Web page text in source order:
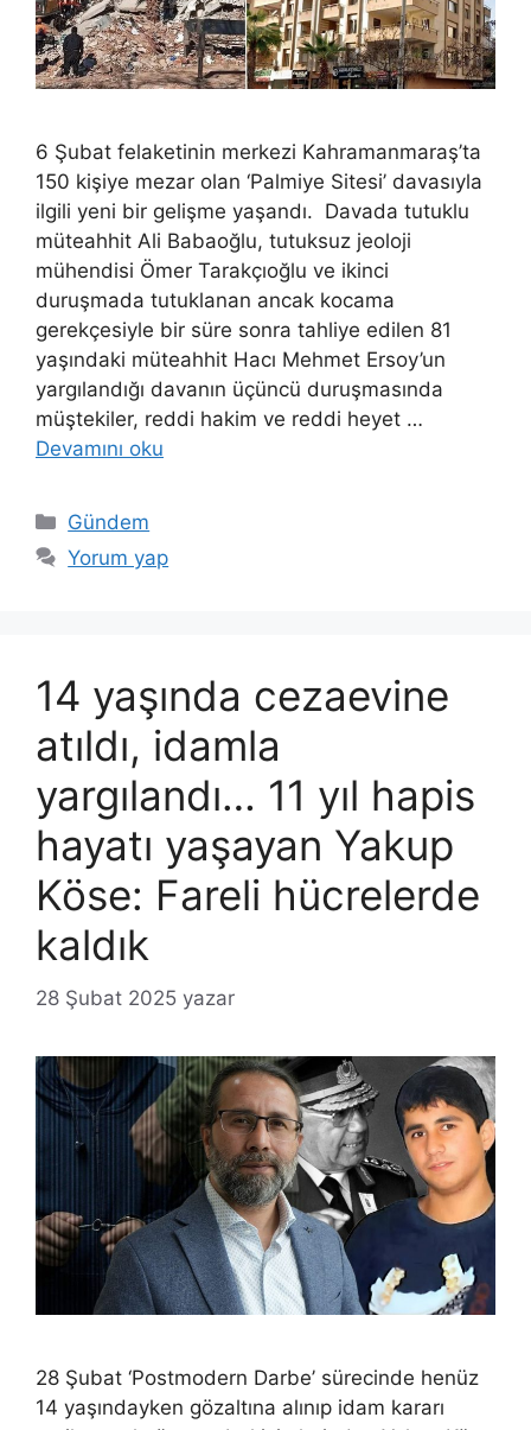
6 Şubat felaketinin merkezi Kahramanmaraş’ta
150 kişiye mezar olan ‘Palmiye Sitesi’ davasıyla
ilgili yeni bir gelişme yaşandı. Davada tutuklu
müteahhit Ali Babaoğlu, tutuksuz jeoloji
mühendisi Ömer Tarakçıoğlu ve ikinci
duruşmada tutuklanan ancak kocama
gerekçesiyle bir süre sonra tahliye edilen 81
yaşındaki müteahhit Hacı Mehmet Ersoy’un
yargılandığı davanın üçüncü duruşmasında
müştekiler, reddi hakim ve reddi heyet …
Devamını oku
Kategoriler
Gündem
Yorum yap
14 yaşında cezaevine
atıldı, idamla
yargılandı… 11 yıl hapis
hayatı yaşayan Yakup
Köse: Fareli hücrelerde
kaldık
28 Şubat 2025 yazar
28 Şubat ‘Postmodern Darbe’ sürecinde henüz
14 yaşındayken gözaltına alınıp idam kararı